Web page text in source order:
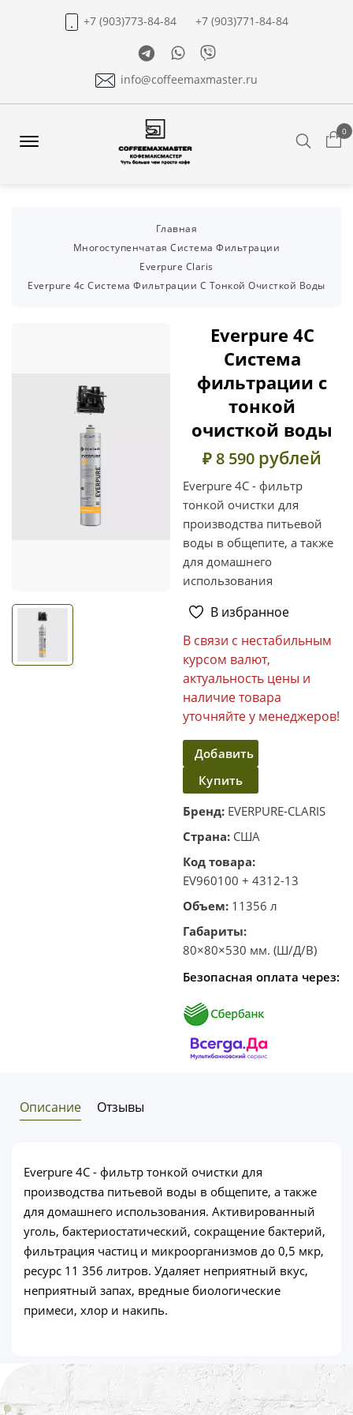
+7 (903)773-84-84
+7 (903)771-84-84
TelegramWhatsapp
Viber
info@coffeemaxmaster.ru
0
Главная
Многоступенчатая Система Фильтрации
Everpure Claris
Everpure 4c Система Фильтрации С Тонкой Очисткой Воды
Everpure 4C
Система
фильтрации с
тонкой
очисткой воды
₽ 8 590 рублей
Everpure 4C - фильтр
тонкой очистки для
производства питьевой
воды в общепите, а также
для домашнего
использования
В избранное
В связи с нестабильным
курсом валют,
актуальность цены и
наличие товара
уточняйте у менеджеров!
Добавить
в
корзину
Купить
в один
клик
Бренд: EVERPURE-CLARIS
Страна: США
Код товара:
EV960100 + 4312-13
Объем: 11356 л
Габариты:
80×80×530 мм. (Ш/Д/В)
Безопасная оплата через:
Описание Отзывы
Everpure 4C - фильтр тонкой очистки для
производства питьевой воды в общепите, а также
для домашнего использования. Активированный
уголь, бактериостатический, сокращение бактерий,
фильтрация частиц и микроорганизмов до 0,5 мкр,
ресурс 11 356 литров. Удаляет неприятный вкус,
неприятный запах, вредные биологические
примеси, хлор и накипь.